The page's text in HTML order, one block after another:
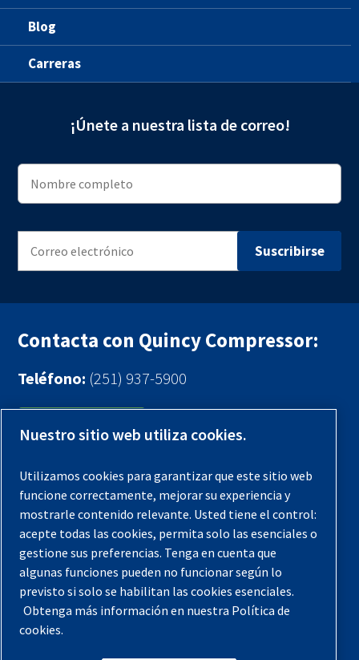
Blog
Carreras
¡Únete a nuestra lista de correo!
Contacta con Quincy Compressor:
Teléfono: (251) 937-5900
Contáctenos
Registra tu compresor
Aviso legal
Garantías
Política de privacidad
Términos y Condiciones
Mapa del sitio
© 2026 Quincy Compressor. Todos los derechos
Nuestro sitio web utiliza cookies.
Utilizamos cookies para garantizar que este sitio web
funcione correctamente, mejorar su experiencia y
mostrarle contenido relevante. Usted tiene el control:
acepte todas las cookies, permita solo las esenciales o
gestione sus preferencias. Tenga en cuenta que
algunas funciones pueden no funcionar según lo
previsto si solo se habilitan las cookies esenciales.
Obtenga más información en nuestra Política de
cookies.